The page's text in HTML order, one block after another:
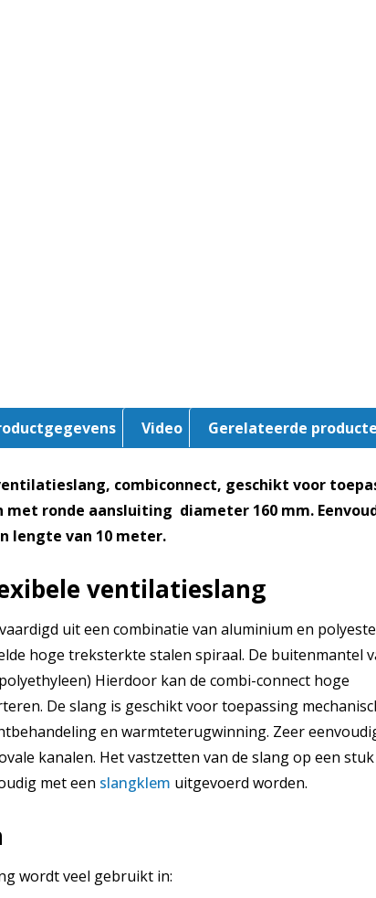
Video Gerelateerde
combiconnect, geschikt voor
ronde aansluiting diameter 160 mm.
lengte van 10 meter.
ventilatieslang
uit een combinatie van aluminium en
hoge treksterkte stalen spiraal. De buitenmantel
Hierdoor kan de combi-connect hoge
De slang is geschikt voor toepassing
en warmteterugwinning. Zeer
kanalen. Het vastzetten van de slang op een stuk
met een slangklem uitgevoerd worden.
wordt veel gebruikt in: